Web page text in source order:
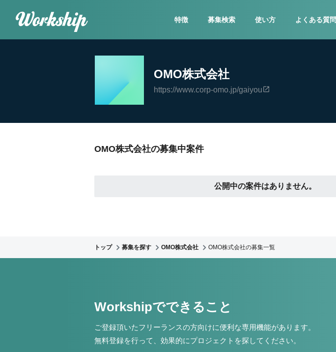
特徴 募集検索 使い方 よくある質問
OMO株式会社
https://www.corp-omo.jp/gaiyou
OMO株式会社の募集中案件
公開中の案件はありません。
トップ 募集を探す OMO株式会社 OMO株式会社の募集一覧
Workshipでできること
ご登録頂いたフリーランスの方向けに便利な専用機能があります。
無料登録を行って、効果的にプロジェクトを探してください。